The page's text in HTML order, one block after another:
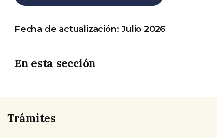
Fecha de actualización: Julio 2026
En esta sección
Trámites